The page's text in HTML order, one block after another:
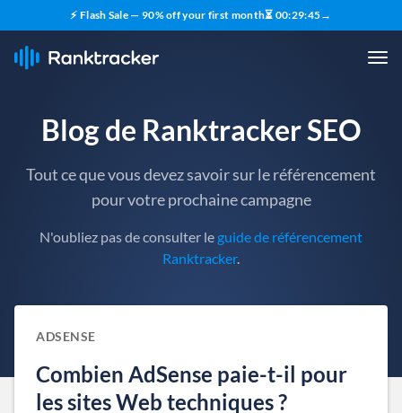
⚡ Flash Sale — 90% off your first month⏳ 00:29:44→
Blog de Ranktracker SEO
Tout ce que vous devez savoir sur le référencement
pour votre prochaine campagne
N'oubliez pas de consulter le guide de référencement
Ranktracker.
ADSENSE
Combien AdSense paie-t-il pour
les sites Web techniques ?